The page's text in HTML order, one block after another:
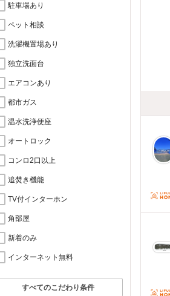
駐車場あり
ペット相談
洗濯機置場あり
独立洗面台
エアコンあり
都市ガス
温水洗浄便座
オートロック
コンロ2口以上
追焚き機能
TV付インターホン
角部屋
新着のみ
インターネット無料
すべてのこだわり条件